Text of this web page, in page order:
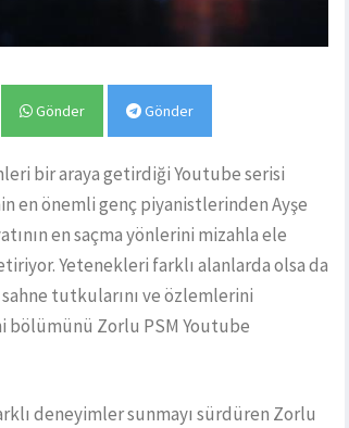
Gönder Gönder
bir araya getirdiği Youtube serisi
en önemli genç piyanistlerinden Ayşe
en saçma yönlerini mizahla ele
Yetenekleri farklı alanlarda olsa da
sahne tutkularını ve özlemlerini
bölümünü Zorlu PSM Youtube
deneyimler sunmayı sürdüren Zorlu